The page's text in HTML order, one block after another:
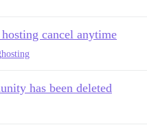
cancel anytime
hosting
has been deleted